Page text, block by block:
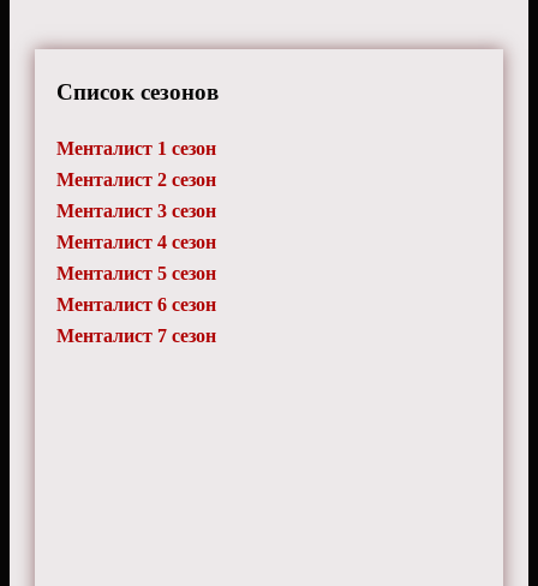
Список сезонов
Менталист 1 сезон
Менталист 2 сезон
Менталист 3 сезон
Менталист 4 сезон
Менталист 5 сезон
Менталист 6 сезон
Менталист 7 сезон